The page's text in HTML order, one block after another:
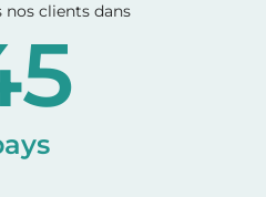
nos clients dans